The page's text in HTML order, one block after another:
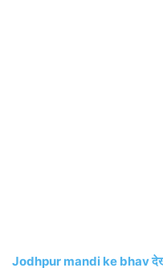
Jodhpur mandi ke bhav